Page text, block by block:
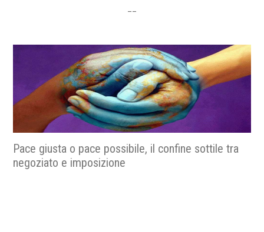
La metropolitana che racconta Roma, quando il
futuro incontra la storia